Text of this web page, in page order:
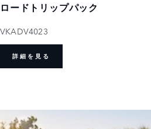
ロードトリップパック
VKADV4023
詳細を見る